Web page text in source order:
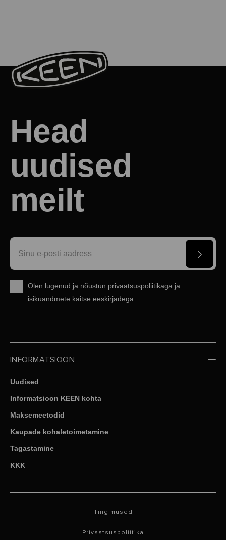
Head
uudised
meilt
Olen lugenud ja nõustun privaatsuspoliitikaga ja
isikuandmete kaitse eeskirjadega
INFORMATSIOON
Uudised
Informatsioon KEEN kohta
Maksemeetodid
Kaupade kohaletoimetamine
Tagastamine
KKK
Tingimused
Privaatsuspoliitika